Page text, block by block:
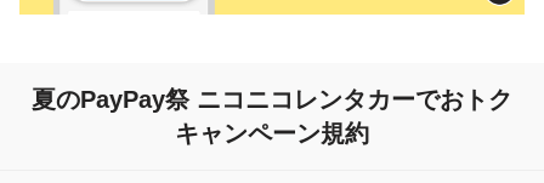
夏のPayPay祭 ニコニコレンタカーでおトク
キャンペーン規約